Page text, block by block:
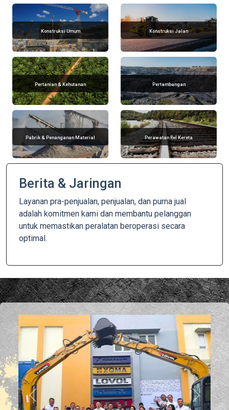
Konstruksi Umum Konstruksi Jalan
Pertanian & Kehutanan Pertambangan
Pabrik & Penanganan Material Perawatan Rel Kereta
Berita & Jaringan
Layanan pra-penjualan, penjualan, dan purna jual
adalah komitmen kami dan membantu pelanggan
untuk memastikan peralatan beroperasi secara
optimal.
Previous Next